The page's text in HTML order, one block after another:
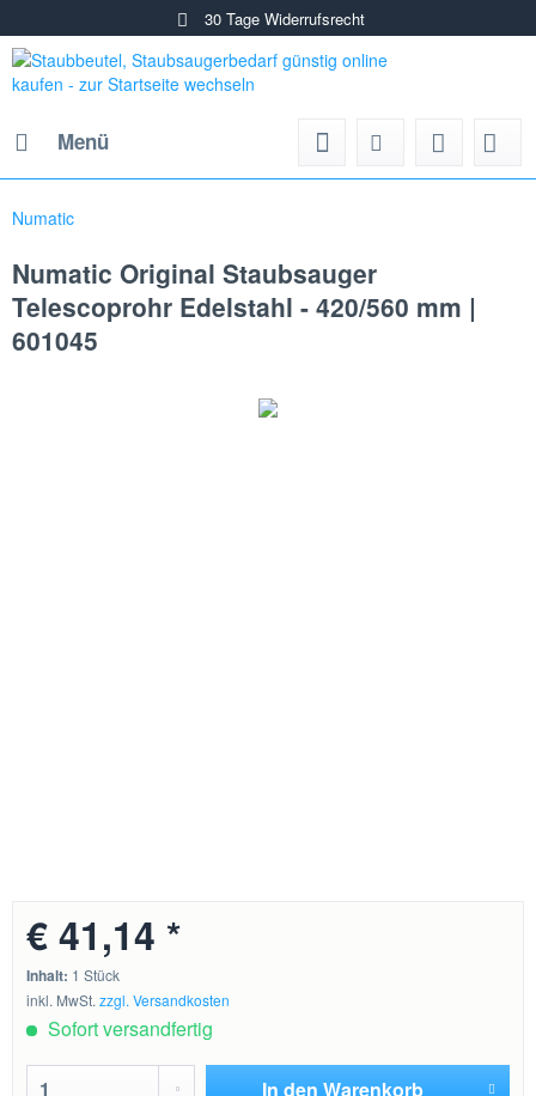
30 Tage Widerrufsrecht
Menü
Numatic
Numatic Original Staubsauger
Telescoprohr Edelstahl - 420/560 mm |
601045
€ 41,14 *
Inhalt: 1 Stück
inkl. MwSt.zzgl. Versandkosten
Sofort versandfertig
In den Warenkorb